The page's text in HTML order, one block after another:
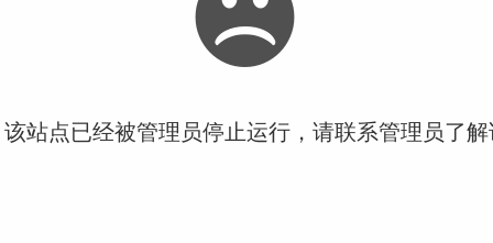
站点已经被管理员停止运行，请联系管理员了